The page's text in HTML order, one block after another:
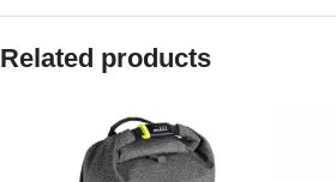
Related products